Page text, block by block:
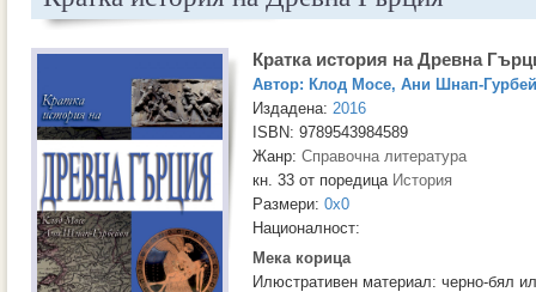
Кратка история на Древна
Автор: Клод Мосе, Ани Шнап-
Издадена: 2016
ISBN: 9789543984589
Жанр: Справочна литература
кн. 33 от поредица История
Размери: 0x0
Националност:
Мека корица
Илюстративен материал: черно-бял